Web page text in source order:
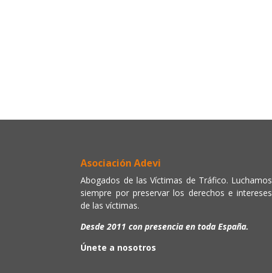
Asociación Adevi
Abogados de las Víctimas de Tráfico. Luchamos
siempre por preservar los derechos e intereses
de las víctimas.
Desde 2011 con presencia en toda España.
Únete a nosotros